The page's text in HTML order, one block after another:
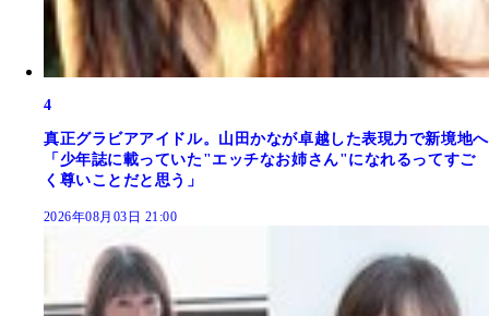
4
真正グラビアアイドル。山田かなが卓越した表現力で新境地へ
「少年誌に載っていた"エッチなお姉さん"になれるってすご
く尊いことだと思う」
2026年08月03日 21:00